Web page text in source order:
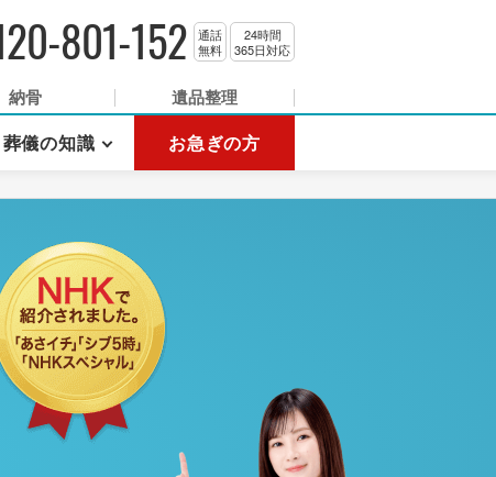
801-152
通話
無料
24時間
365日対応
納骨 遺品整理
葬儀の知識 お急ぎの方